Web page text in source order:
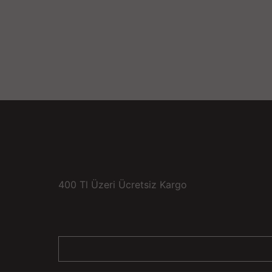
400 Tl Üzeri Ücretsiz Kargo